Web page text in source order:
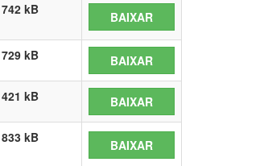
742 kB BAIXAR
729 kB BAIXAR
421 kB BAIXAR
833 kB BAIXAR